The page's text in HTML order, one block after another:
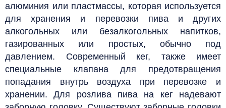
алюминия или пластмассы, которая используется
для хранения и перевозки пива и других
алкогольных или безалкогольных напитков,
газированных или простых, обычно под
давлением. Современный кег, также имеет
специальные клапана для предотвращения
попадания внутрь воздуха при перевозке и
хранении. Для розлива пива на кег надевают